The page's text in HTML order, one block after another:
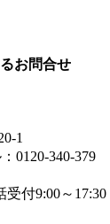
お問合せ
1
0120-340-379
受付9:00～17:30